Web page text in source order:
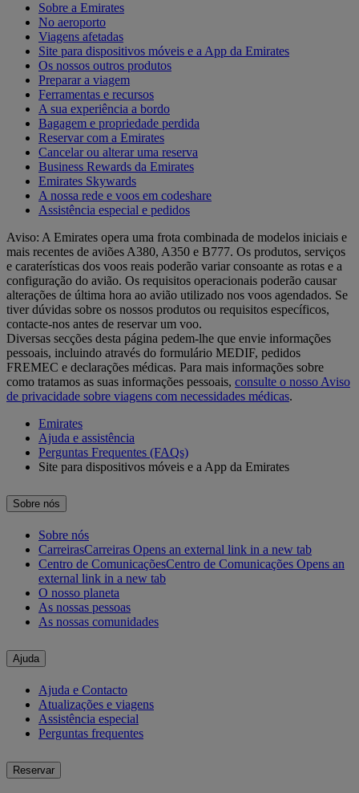
Sobre a Emirates
No aeroporto
Viagens afetadas
Site para dispositivos móveis e a App da Emirates
Os nossos outros produtos
Preparar a viagem
Ferramentas e recursos
A sua experiência a bordo
Bagagem e propriedade perdida
Reservar com a Emirates
Cancelar ou alterar uma reserva
Business Rewards da Emirates
Emirates Skywards
A nossa rede e voos em codeshare
Assistência especial e pedidos
Aviso: A Emirates opera uma frota combinada de modelos iniciais e
mais recentes de aviões A380, A350 e B777. Os produtos, serviços
e caraterísticas dos voos reais poderão variar consoante as rotas e a
configuração do avião. Os requisitos operacionais poderão causar
alterações de última hora ao avião utilizado nos voos agendados. Se
tiver dúvidas sobre os nossos produtos ou requisitos específicos,
contacte-nos antes de reservar um voo.
Diversas secções desta página pedem-lhe que envie informações
pessoais, incluindo através do formulário MEDIF, pedidos
FREMEC e declarações médicas. Para mais informações sobre
como tratamos as suas informações pessoais, consulte o nosso Aviso
de privacidade sobre viagens com necessidades médicas.
Emirates
Ajuda e assistência
Perguntas Frequentes (FAQs)
Site para dispositivos móveis e a App da Emirates
Sobre nós
Sobre nós
CarreirasCarreiras Opens an external link in a new tab
Centro de ComunicaçõesCentro de Comunicações Opens an
external link in a new tab
O nosso planeta
As nossas pessoas
As nossas comunidades
Ajuda
Ajuda e Contacto
Atualizações e viagens
Assistência especial
Perguntas frequentes
Reservar